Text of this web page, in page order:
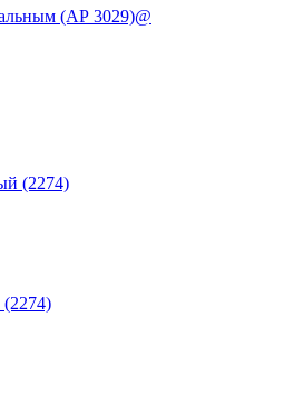
(АР 3029)@